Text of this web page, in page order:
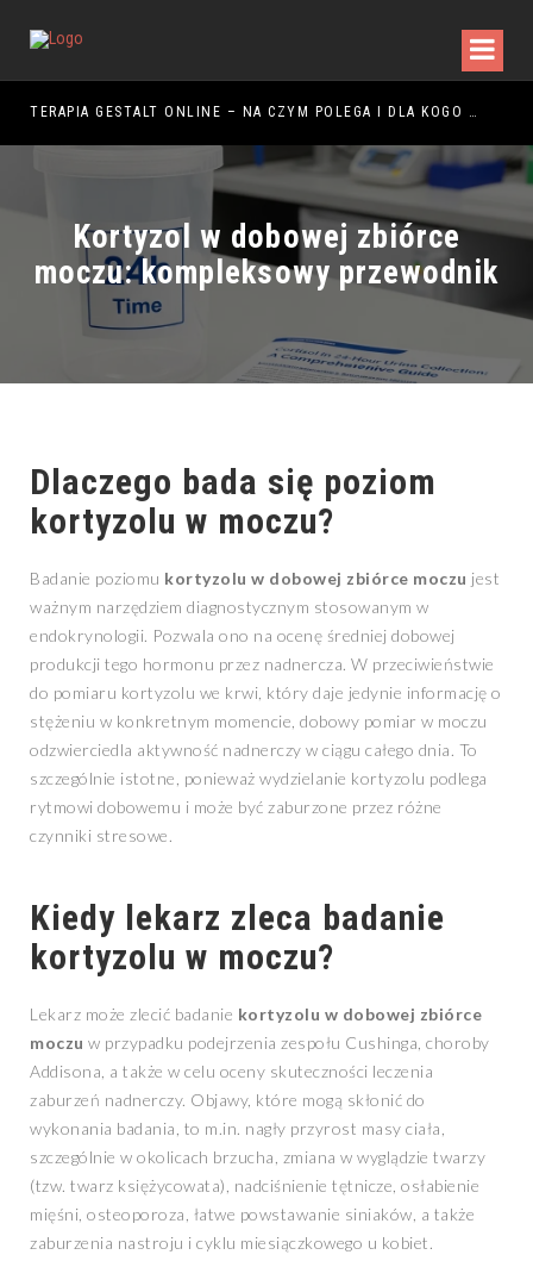
TERAPIA GESTALT ONLINE – NA CZYM POLEGA I DLA KOGO JEST ODPOWIEDNIA?
Kortyzol w dobowej zbiórce
moczu: kompleksowy przewodnik
Dlaczego bada się poziom
kortyzolu w moczu?
Badanie poziomu kortyzolu w dobowej zbiórce moczu jest
ważnym narzędziem diagnostycznym stosowanym w
endokrynologii. Pozwala ono na ocenę średniej dobowej
produkcji tego hormonu przez nadnercza. W przeciwieństwie
do pomiaru kortyzolu we krwi, który daje jedynie informację o
stężeniu w konkretnym momencie, dobowy pomiar w moczu
odzwierciedla aktywność nadnerczy w ciągu całego dnia. To
szczególnie istotne, ponieważ wydzielanie kortyzolu podlega
rytmowi dobowemu i może być zaburzone przez różne
czynniki stresowe.
Kiedy lekarz zleca badanie
kortyzolu w moczu?
Lekarz może zlecić badanie kortyzolu w dobowej zbiórce
moczu w przypadku podejrzenia zespołu Cushinga, choroby
Addisona, a także w celu oceny skuteczności leczenia
zaburzeń nadnerczy. Objawy, które mogą skłonić do
wykonania badania, to m.in. nagły przyrost masy ciała,
szczególnie w okolicach brzucha, zmiana w wyglądzie twarzy
(tzw. twarz księżycowata), nadciśnienie tętnicze, osłabienie
mięśni, osteoporoza, łatwe powstawanie siniaków, a także
zaburzenia nastroju i cyklu miesiączkowego u kobiet.